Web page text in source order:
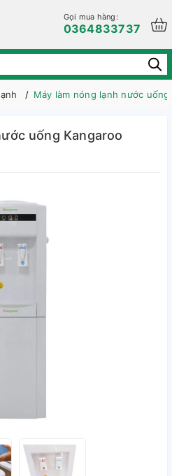
Gọi mua hàng:
0364833737
Máy làm nóng lạnh nước uống
uống Kangaroo